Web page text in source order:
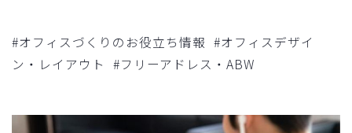
#オフィスづくりのお役立ち情報 #オフィスデザイ
ン・レイアウト
#フリーアドレス・ABW